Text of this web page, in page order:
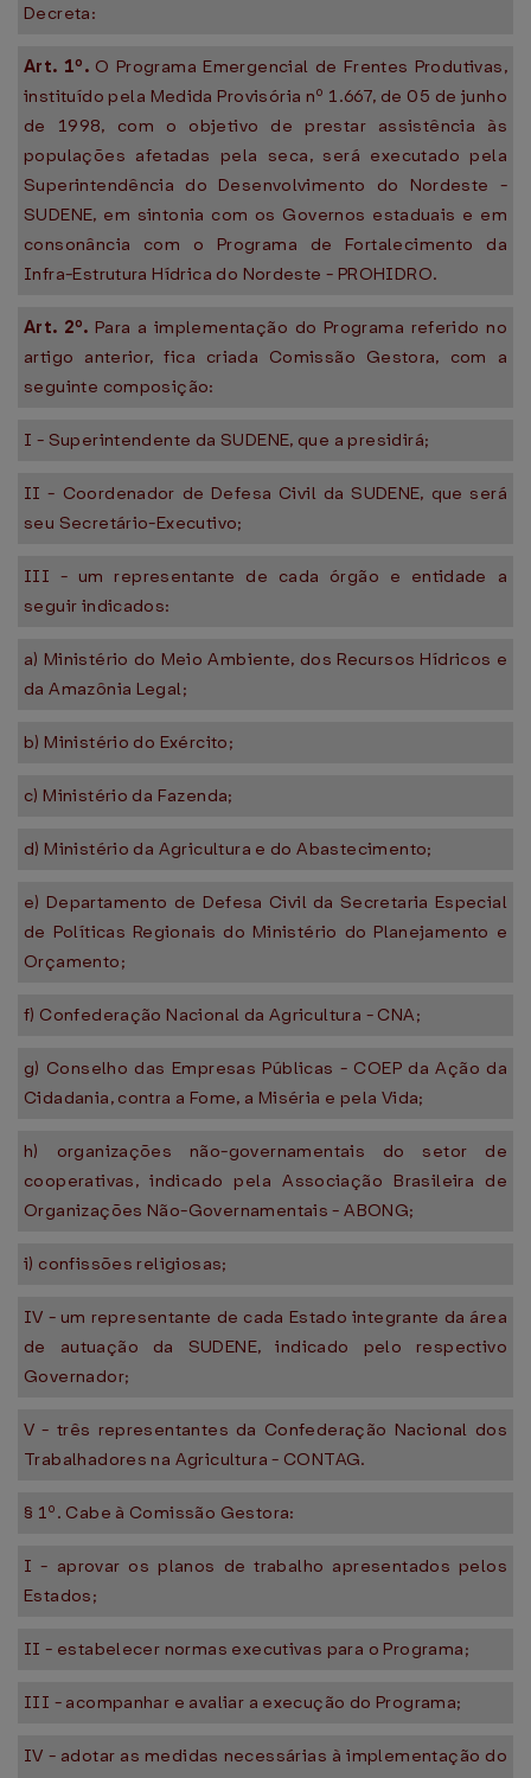
Decreta:
Art. 1º. O Programa Emergencial de Frentes Produtivas,
instituído pela Medida Provisória nº 1.667, de 05 de junho
de 1998, com o objetivo de prestar assistência às
populações afetadas pela seca, será executado pela
Superintendência do Desenvolvimento do Nordeste -
SUDENE, em sintonia com os Governos estaduais e em
consonância com o Programa de Fortalecimento da
Infra-Estrutura Hídrica do Nordeste - PROHIDRO.
Art. 2º. Para a implementação do Programa referido no
artigo anterior, fica criada Comissão Gestora, com a
seguinte composição:
I - Superintendente da SUDENE, que a presidirá;
II - Coordenador de Defesa Civil da SUDENE, que será
seu Secretário-Executivo;
III - um representante de cada órgão e entidade a
seguir indicados:
a) Ministério do Meio Ambiente, dos Recursos Hídricos e
da Amazônia Legal;
b) Ministério do Exército;
c) Ministério da Fazenda;
d) Ministério da Agricultura e do Abastecimento;
e) Departamento de Defesa Civil da Secretaria Especial
de Políticas Regionais do Ministério do Planejamento e
Orçamento;
f) Confederação Nacional da Agricultura - CNA;
g) Conselho das Empresas Públicas - COEP da Ação da
Cidadania, contra a Fome, a Miséria e pela Vida;
h) organizações não-governamentais do setor de
cooperativas, indicado pela Associação Brasileira de
Organizações Não-Governamentais - ABONG;
i) confissões religiosas;
IV - um representante de cada Estado integrante da área
de autuação da SUDENE, indicado pelo respectivo
Governador;
V - três representantes da Confederação Nacional dos
Trabalhadores na Agricultura - CONTAG.
§ 1º. Cabe à Comissão Gestora:
I - aprovar os planos de trabalho apresentados pelos
Estados;
II - estabelecer normas executivas para o Programa;
III - acompanhar e avaliar a execução do Programa;
IV - adotar as medidas necessárias à implementação do